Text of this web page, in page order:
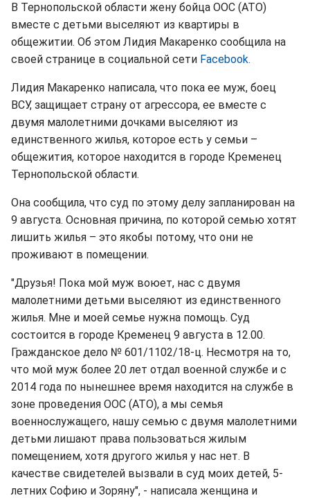
В Тернопольской области жену бойца ООС (АТО)
вместе с детьми выселяют из квартиры в
общежитии. Об этом Лидия Макаренко сообщила на
своей странице в социальной сети Facebook.
Лидия Макаренко написала, что пока ее муж, боец
ВСУ, защищает страну от агрессора, ее вместе с
двумя малолетними дочками выселяют из
единственного жилья, которое есть у семьи –
общежития, которое находится в городе Кременец
Тернопольской области.
Она сообщила, что суд по этому делу запланирован на
9 августа. Основная причина, по которой семью хотят
лишить жилья – это якобы потому, что они не
проживают в помещении.
"Друзья! Пока мой муж воюет, нас с двумя
малолетними детьми выселяют из единственного
жилья. Мне и моей семье нужна помощь. Суд
состоится в городе Кременец 9 августа в 12.00.
Гражданское дело № 601/1102/18-ц. Несмотря на то,
что мой муж более 20 лет отдал военной службе и с
2014 года по нынешнее время находится на службе в
зоне проведения ООС (АТО), а мы семья
военнослужащего, нашу семью с двумя малолетними
детьми лишают права пользоваться жилым
помещением, хотя другого жилья у нас нет. В
качестве свидетелей вызвали в суд моих детей, 5-
летних Софию и Зоряну", - написала женщина и